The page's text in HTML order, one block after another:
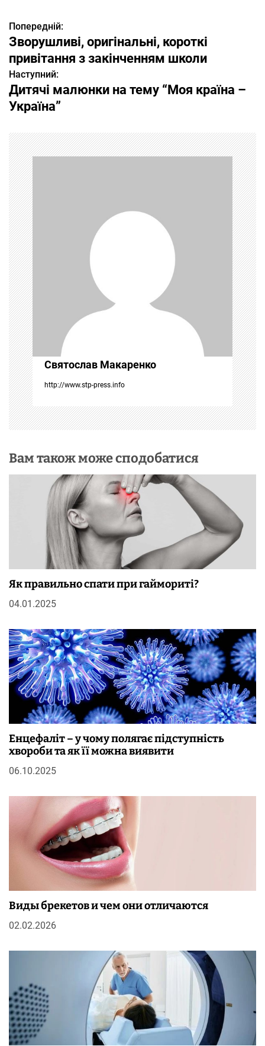
Н
а
в
і
г
а
ц
і
я
з
а
п
и
с
і
в
Попередній:
Зворушливі, оригінальні, короткі
привітання з закінченням школи
Наступний:
Дитячі малюнки на тему “Моя країна –
Україна”
Святослав Макаренко
http://www.stp-press.info
Вам також може сподобатися
Як правильно спати при гаймориті?
04.01.2025
Енцефаліт – у чому полягає підступність
хвороби та як її можна виявити
06.10.2025
Виды брекетов и чем они отличаются
02.02.2026